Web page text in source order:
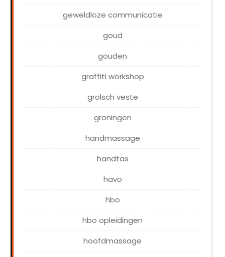
geweldloze communicatie
goud
gouden
graffiti workshop
grolsch veste
groningen
handmassage
handtas
havo
hbo
hbo opleidingen
hoofdmassage